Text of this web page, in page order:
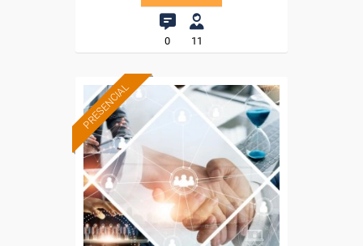
0 11
PRESENCIAL
Formación 100%
subvencionada.
Para desempleados,
trabajadores y autónomos
de Castilla y Leon.
Para todos los sectores.